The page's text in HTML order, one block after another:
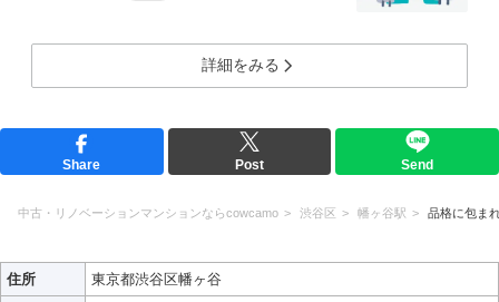
詳細をみる
Share Post Send
中古・リノベーションマンションならcowcamo 渋谷区 幡ヶ谷駅 品格に包ま
住所
東京都渋谷区幡ヶ谷